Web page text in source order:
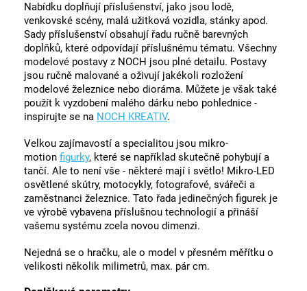
Nabídku doplňují příslušenství, jako jsou lodě,
venkovské scény, malá užitková vozidla, stánky apod.
Sady příslušenství obsahují řadu ručně barevných
doplňků, které odpovídají příslušnému tématu. Všechny
modelové postavy z NOCH jsou plné detailu. Postavy
jsou ručně malované a oživují jakékoli rozložení
modelové železnice nebo dioráma. Můžete je však také
použít k vyzdobení malého dárku nebo pohlednice -
inspirujte se na NOCH KREATIV.
Velkou zajímavostí a specialitou jsou mikro-
motion figurky, které se například skutečně pohybují a
tančí. Ale to není vše - některé mají i světlo! Mikro-LED
osvětlené skútry, motocykly, fotografové, svářeči a
zaměstnanci železnice. Tato řada jedinečných figurek je
ve výrobě vybavena příslušnou technologií a přináší
vašemu systému zcela novou dimenzi.
Nejedná se o hračku, ale o model v přesném měřítku o
velikosti několik milimetrů, max. pár cm.